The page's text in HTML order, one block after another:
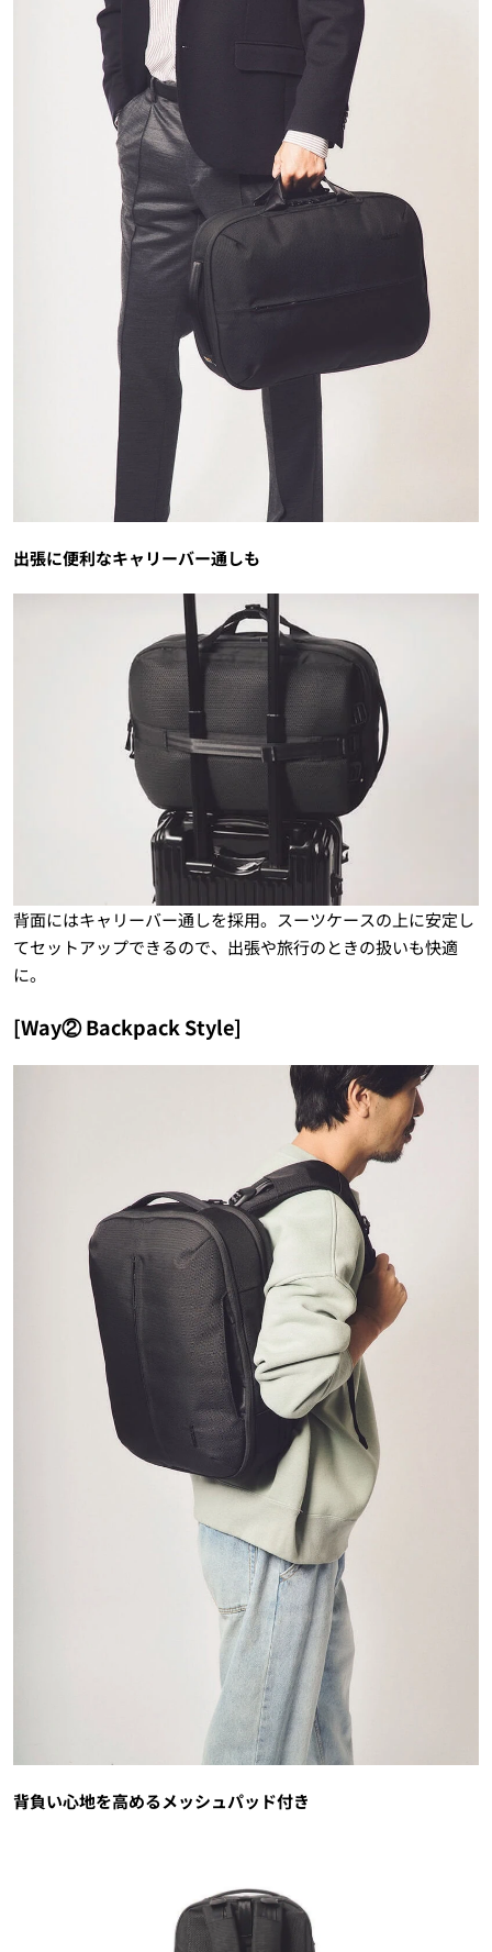
出張に便利なキャリーバー通しも
背面にはキャリーバー通しを採用。スーツケースの上に安定し
てセットアップできるので、出張や旅行のときの扱いも快適
に。
[Way② Backpack Style]
背負い心地を高めるメッシュパッド付き